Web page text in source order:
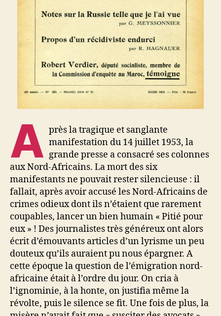
A près la tragique et sanglante
manifestation du 14 juillet 1953, la
grande presse a consacré ses colonnes
aux Nord-Africains. La mort des six
manifestants ne pouvait rester silencieuse : il
fallait, après avoir accusé les Nord-Africains de
crimes odieux dont ils n’étaient que rarement
coupables, lancer un bien humain « Pitié pour
eux » ! Des journalistes très généreux ont alors
écrit d’émouvants articles d’un lyrisme un peu
douteux qu’ils auraient pu nous épargner. A
cette époque la question de l’émigration nord-
africaine était à l’ordre du jour. On cria à
l’ignominie, à la honte, on justifia même la
révolte, puis le silence se fit. Une fois de plus, la